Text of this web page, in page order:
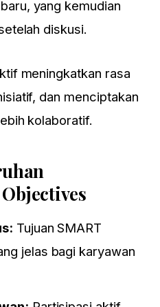
yang kemudian
diskusi.
meningkatkan rasa
dan menciptakan
kolaboratif.
Tujuan SMART
jelas bagi karyawan